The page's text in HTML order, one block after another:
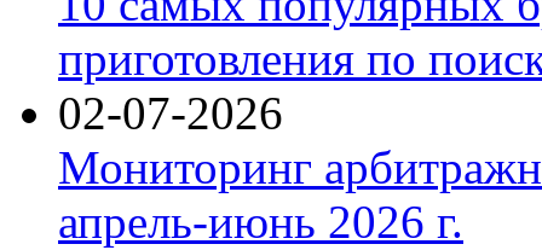
приготовления по
02-07-2026
Мониторинг
апрель-июнь 2026 г.